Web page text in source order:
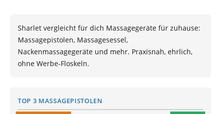
Sharlet vergleicht für dich Massagegeräte für zuhause:
Massagepistolen, Massagesessel,
Nackenmassagegeräte und mehr. Praxisnah, ehrlich,
ohne Werbe-Floskeln.
TOP 3 MASSAGEPISTOLEN